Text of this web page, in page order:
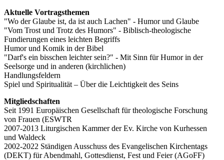
Aktuelle Vortragsthemen
"Wo der Glaube ist, da ist auch Lachen" - Humor und Glaube
"Vom Trost und Trotz des Humors" - Biblisch-theologische
Fundierungen eines leichten Begriffs
Humor und Komik in der Bibel
"Darf's ein bisschen leichter sein?" - Mit Sinn für Humor in der
Seelsorge und in anderen (kirchlichen)
Handlungsfeldern
Spiel und Spiritualität – Über die Leichtigkeit des Seins
Mitgliedschaften
Seit 1991 Europäischen Gesellschaft für theologische Forschung
von Frauen (ESWTR
2007-2013 Liturgischen Kammer der Ev. Kirche von Kurhessen
und Waldeck
2002-2022 Ständigen Ausschuss des Evangelischen Kirchentags
(DEKT) für Abendmahl, Gottesdienst, Fest und Feier (AGoFF)